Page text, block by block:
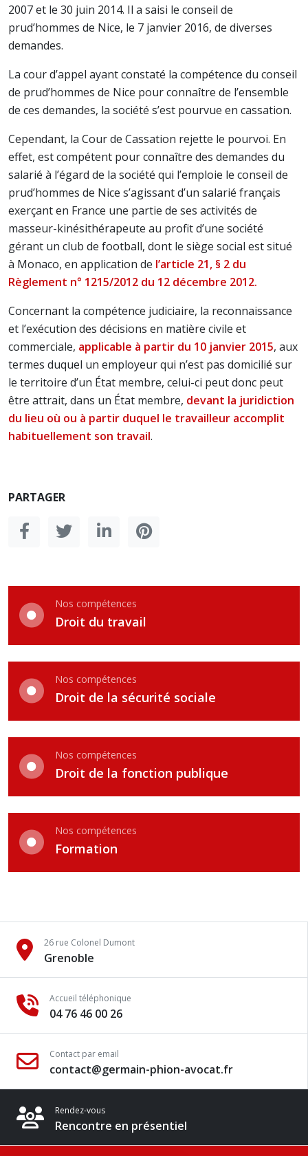
2007 et le 30 juin 2014. Il a saisi le conseil de
prud’hommes de Nice, le 7 janvier 2016, de diverses
demandes.
La cour d’appel ayant constaté la compétence du conseil
de prud’hommes de Nice pour connaître de l’ensemble
de ces demandes, la société s’est pourvue en cassation.
Cependant, la Cour de Cassation rejette le pourvoi. En
effet, est compétent pour connaître des demandes du
salarié à l’égard de la société qui l’emploie le conseil de
prud’hommes de Nice s’agissant d’un salarié français
exerçant en France une partie de ses activités de
masseur-kinésithérapeute au profit d’une société
gérant un club de football, dont le siège social est situé
à Monaco, en application de l’article 21, § 2 du
Règlement n° 1215/2012 du 12 décembre 2012.
Concernant la compétence judiciaire, la reconnaissance
et l’exécution des décisions en matière civile et
commerciale, applicable à partir du 10 janvier 2015, aux
termes duquel un employeur qui n’est pas domicilié sur
le territoire d’un État membre, celui-ci peut donc peut
être attrait, dans un État membre, devant la juridiction
du lieu où ou à partir duquel le travailleur accomplit
habituellement son travail.
PARTAGER
Nos compétences
Droit du travail
Nos compétences
Droit de la sécurité sociale
Nos compétences
Droit de la fonction publique
Nos compétences
Formation
26 rue Colonel Dumont
Grenoble
Accueil téléphonique
04 76 46 00 26
Contact par email
contact@germain-phion-avocat.fr
Rendez-vous
Rencontre en présentiel